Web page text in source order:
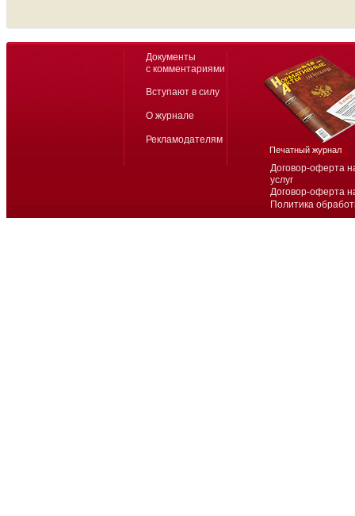
Договор-оферта
услуг
Договор-оферта
Политика
Документы
с комментариями
Вступают в силу
О журнале
Рекламодателям
Печатный журнал